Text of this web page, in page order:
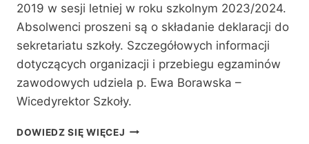
2019 w sesji letniej w roku szkolnym 2023/2024.
Absolwenci proszeni są o składanie deklaracji do
sekretariatu szkoły. Szczegółowych informacji
dotyczących organizacji i przebiegu egzaminów
zawodowych udziela p. Ewa Borawska –
Wicedyrektor Szkoły.
DOWIEDZ SIĘ WIĘCEJ EGZAMIN